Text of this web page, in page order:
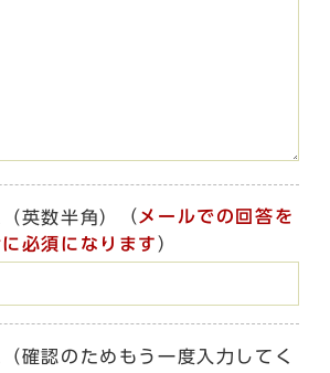
英数半角） （ メールでの回答を
必須になります ）
確認のためもう一度入力してく